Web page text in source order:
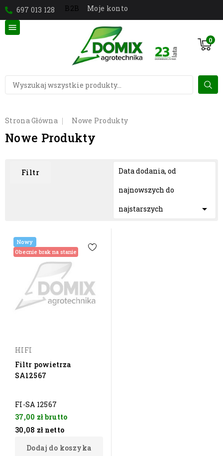
697 013 128 B2B Moje konto
0

Strona Główna Nowe Produkty
Nowe Produkty
Filtr
Data dodania, od
najnowszych do
najstarszych

Nowy
Obecnie brak na stanie
HIFI
Filtr powietrza
SA12567
FI-SA 12567
37,00 złbrutto
30,08 zł netto
Dodaj do koszyka